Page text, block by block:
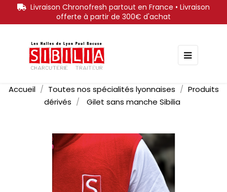
Livraison Chronofresh partout en France • Livraison
offerte à partir de 300€ d'achat
Basculer
la
☰
Accueil Toutes nos spécialités lyonnaises
Produits
dérivés
Gilet sans manche Sibilia